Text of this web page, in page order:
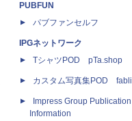
PUBFUN
パブファンセルフ
IPGネットワーク
TシャツPOD pTa.shop
カスタム写真集POD fabli
Impress Group Publication
Information